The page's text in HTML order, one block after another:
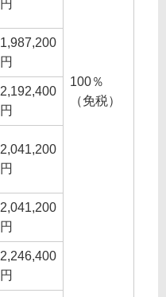
100％
（免税）
円
1,987,200
円
2,192,400
円
2,041,200
円
2,041,200
円
2,246,400
円